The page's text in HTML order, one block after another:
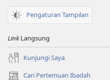
Pengaturan Tampilan
LinkLangsung
Kunjungi Saya
Cari Pertemuan Ibadah